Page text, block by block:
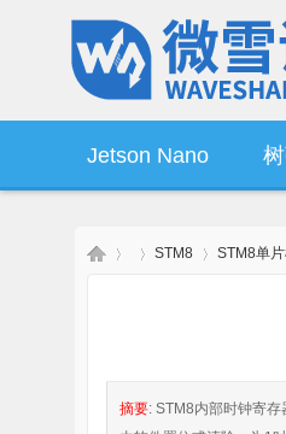
Jetson Nano
STM8 STM8单
摘要: STM8内部时钟寄